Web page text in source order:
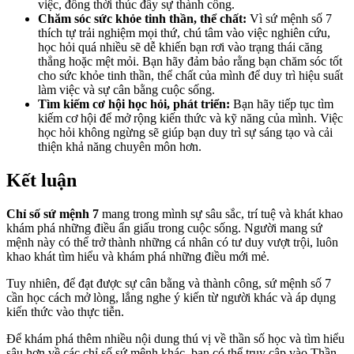
việc, đồng thời thúc đẩy sự thành công.
Chăm sóc sức khỏe tinh thần, thể chất: Vì sứ mệnh số 7
thích tự trải nghiệm mọi thứ, chú tâm vào việc nghiên cứu,
học hỏi quá nhiều sẽ dễ khiến bạn rơi vào trạng thái căng
thẳng hoặc mệt mỏi. Bạn hãy đảm bảo rằng bạn chăm sóc tốt
cho sức khỏe tinh thần, thể chất của mình để duy trì hiệu suất
làm việc và sự cân bằng cuộc sống.
Tìm kiếm cơ hội học hỏi, phát triển: Bạn hãy tiếp tục tìm
kiếm cơ hội để mở rộng kiến thức và kỹ năng của mình. Việc
học hỏi không ngừng sẽ giúp bạn duy trì sự sáng tạo và cải
thiện khả năng chuyên môn hơn.
Kết luận
Chỉ số sứ mệnh 7 mang trong mình sự sâu sắc, trí tuệ và khát khao
khám phá những điều ẩn giấu trong cuộc sống. Người mang sứ
mệnh này có thể trở thành những cá nhân có tư duy vượt trội, luôn
khao khát tìm hiểu và khám phá những điều mới mẻ.
Tuy nhiên, để đạt được sự cân bằng và thành công, sứ mệnh số 7
cần học cách mở lòng, lắng nghe ý kiến từ người khác và áp dụng
kiến thức vào thực tiễn.
Để khám phá thêm nhiều nội dung thú vị về thần số học và tìm hiểu